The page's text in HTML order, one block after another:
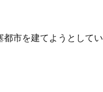
市を建てようとしてい